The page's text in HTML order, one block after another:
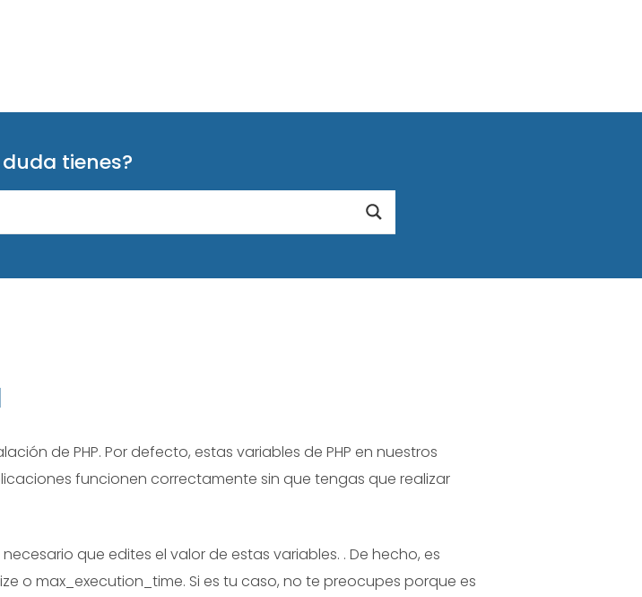
duda tienes?
de PHP. Por defecto, estas variables de PHP en nuestros
funcionen correctamente sin que tengas que realizar
que edites el valor de estas variables. . De hecho, es
o max_execution_time. Si es tu caso, no te preocupes porque es